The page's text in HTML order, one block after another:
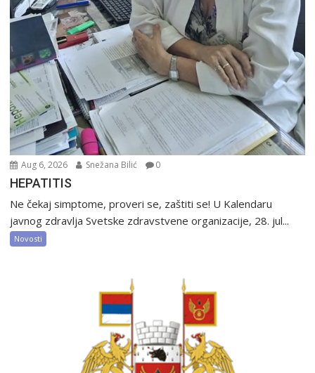
Aug 6, 2026 Snežana Bilić 0
HEPATITIS
Ne čekaj simptome, proveri se, zaštiti se! U Kalendaru
javnog zdravlja Svetske zdravstvene organizacije, 28. jul...
Novosti